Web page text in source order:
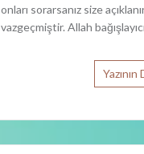
onları sorarsanız size
vazgeçmiştir. Allah
Yazının